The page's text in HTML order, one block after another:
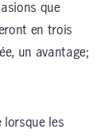
que
en trois
un avantage;
lorsque les